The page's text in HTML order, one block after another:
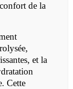
de la
et la
Cette